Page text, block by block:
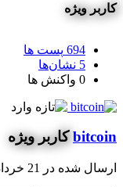
کاربر ویژه
694 پست ها
5 نشان‌ها
0 واکنش ها
bitcoin کاربر ویژه
ارسال شده در 21 خرداد